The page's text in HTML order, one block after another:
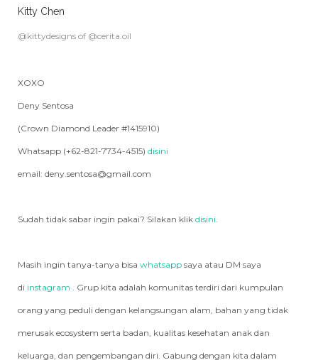
Kitty Chen
@kittydesigns of @cerita.oil
XOXO
Deny Sentosa
(Crown Diamond Leader #1415910)
Whatsapp (+62-821-7734-4515) disini
email: deny.sentosa@gmail.com
Sudah tidak sabar ingin pakai? Silakan klik disini
Masih ingin tanya-tanya bisa whatsapp saya atau DM saya
di instagram . Grup kita adalah komunitas terdiri dari kumpulan
orang yang peduli dengan kelangsungan alam, bahan yang tidak
merusak ecosystem serta badan, kualitas kesehatan anak dan
keluarga, dan pengembangan diri. Gabung dengan kita dalam